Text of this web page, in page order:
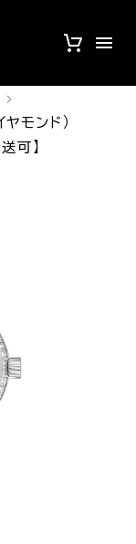
モンド）
可】